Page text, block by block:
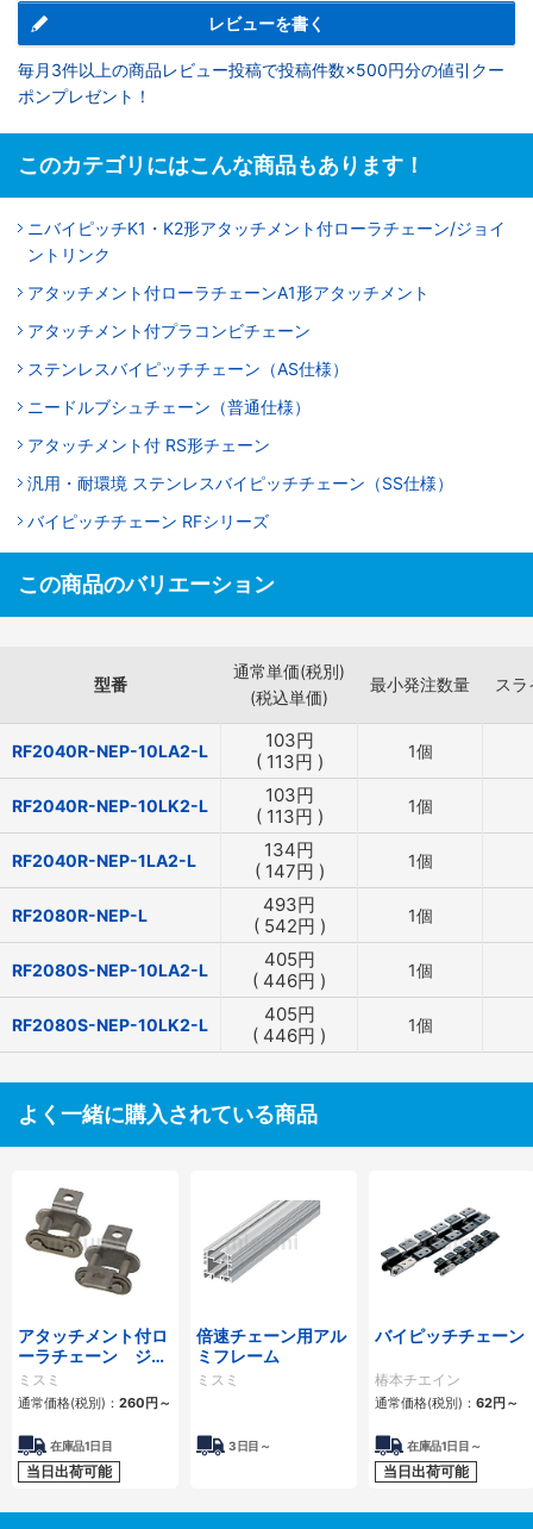
レビューを書く
毎月3件以上の商品レビュー投稿で投稿件数×500円分の値引クー
ポンプレゼント！
このカテゴリにはこんな商品もあります！
ニバイピッチK1・K2形アタッチメント付ローラチェーン/ジョイ
ントリンク
アタッチメント付ローラチェーンA1形アタッチメント
アタッチメント付プラコンビチェーン
ステンレスバイピッチチェーン（AS仕様）
ニードルブシュチェーン（普通仕様）
アタッチメント付 RS形チェーン
汎用・耐環境 ステンレスバイピッチチェーン（SS仕様）
バイピッチチェーン RFシリーズ
この商品のバリエーション
型番
通常単価(税別)
(税込単価)
最小発注数量 ス
RF2040R-NEP-10LA2-L 103円
( 113円 ) 1個
RF2040R-NEP-10LK2-L 103円
( 113円 ) 1個
RF2040R-NEP-1LA2-L 134円
( 147円 ) 1個
RF2080R-NEP-L 493円
( 542円 ) 1個
RF2080S-NEP-10LA2-L 405円
( 446円 ) 1個
RF2080S-NEP-10LK2-L 405円
( 446円 ) 1個
よく一緒に購入されている商品
アタッチメント付ロ
ーラチェーン ジョ
イントリンク
ミスミ
通常価格(税別)： 260円～
在庫品1日目
当日出荷可能
倍速チェーン用アル
ミフレーム
ミスミ
3日目～
バイピッチチェーン
椿本チエイン
通常価格(税別)： 62円～
在庫品1日目～
当日出荷可能